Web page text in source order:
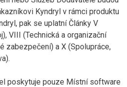
Kyndryl v rámci produktu
pak se uplatní Články V
VIII (Technická a organizační
zabezpečení) a X (Spolupráce,
poskytuje pouze Místní software